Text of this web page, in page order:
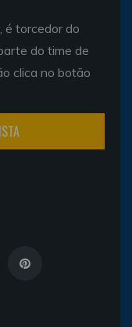
é torcedor do
do time de
clica no botão